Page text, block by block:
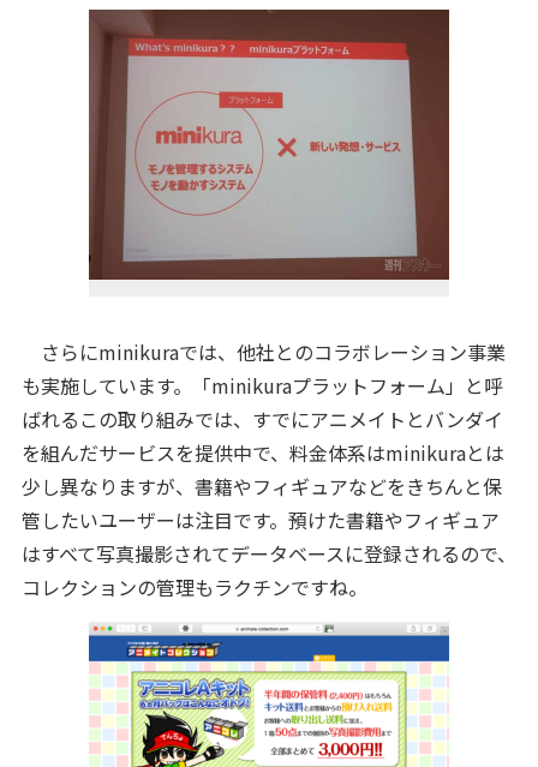
さらにminikuraでは、他社とのコラボレーション事業
も実施しています。「minikuraプラットフォーム」と呼
ばれるこの取り組みでは、すでにアニメイトとバンダイ
を組んだサービスを提供中で、料金体系はminikuraとは
少し異なりますが、書籍やフィギュアなどをきちんと保
管したいユーザーは注目です。預けた書籍やフィギュア
はすべて写真撮影されてデータベースに登録されるので、
コレクションの管理もラクチンですね。